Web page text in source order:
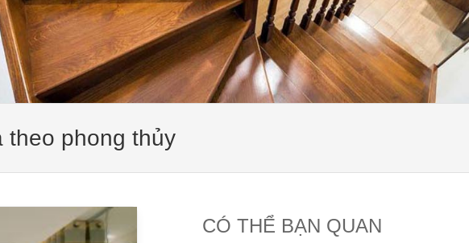
phong thủy
CÓ THỂ BẠN QUAN